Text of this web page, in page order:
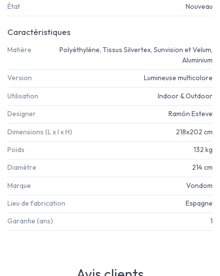
État Nouveau
Caractéristiques
Matière
Polyéthylène, Tissus Silvertex, Sunvision et Velum,
Aluminium
Version Lumineuse multicolore
Utilisation Indoor & Outdoor
Designer Ramón Esteve
Dimensions (L x l x H) 218x202 cm
Poids 132 kg
Diamètre 214 cm
Marque Vondom
Lieu de fabrication Espagne
Garantie (ans) 1